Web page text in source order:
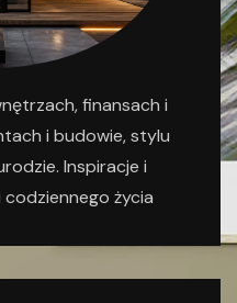
finansach i
i budowie, stylu
Inspiracje i
życia